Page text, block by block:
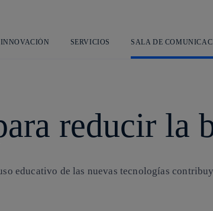
principal
SERVICIOS SALA DE
reducir la
educativo de las nuevas tecnologías